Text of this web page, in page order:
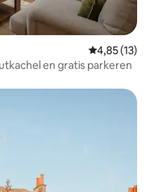
Gemiddelde
4,85 (13)
en gratis parkeren